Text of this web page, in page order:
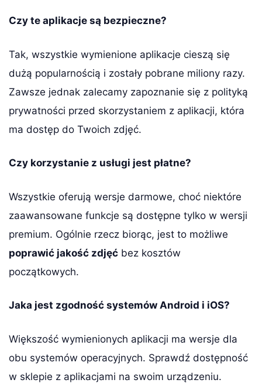
Czy te aplikacje są bezpieczne?
Tak, wszystkie wymienione aplikacje cieszą się
dużą popularnością i zostały pobrane miliony razy.
Zawsze jednak zalecamy zapoznanie się z polityką
prywatności przed skorzystaniem z aplikacji, która
ma dostęp do Twoich zdjęć.
Czy korzystanie z usługi jest płatne?
Wszystkie oferują wersje darmowe, choć niektóre
zaawansowane funkcje są dostępne tylko w wersji
premium. Ogólnie rzecz biorąc, jest to możliwe
poprawić jakość zdjęć bez kosztów
początkowych.
Jaka jest zgodność systemów Android i iOS?
Większość wymienionych aplikacji ma wersje dla
obu systemów operacyjnych. Sprawdź dostępność
w sklepie z aplikacjami na swoim urządzeniu.